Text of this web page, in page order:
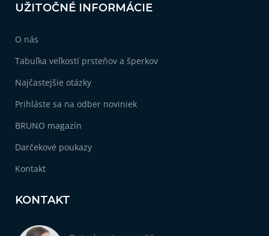
UŽITOČNÉ INFORMÁCIE
O nás
Tabuľka veľkostí prsteňov a šperkov
Najčastejšie otázky
Prihláste sa na odber noviniek
BRUNO magazín
Darčekové poukazy
Kontakt
KONTAKT